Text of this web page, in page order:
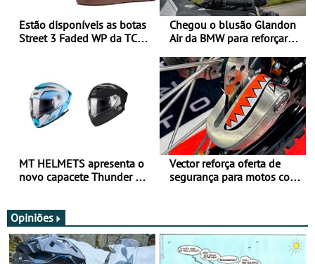
Estão disponíveis as botas
Street 3 Faded WP da TCX
Chegou o blusão Glandon
Air da BMW para reforçar
verão
MT HELMETS apresenta o
novo capacete Thunder 4 R
Vector reforça oferta de
segurança para motos com
Opiniões